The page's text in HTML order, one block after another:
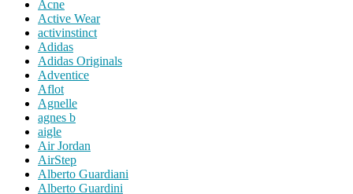
Acne
Active Wear
activinstinct
Adidas
Adidas Originals
Adventice
Aflot
Agnelle
agnes b
aigle
Air Jordan
AirStep
Alberto Guardiani
Alberto Guardini